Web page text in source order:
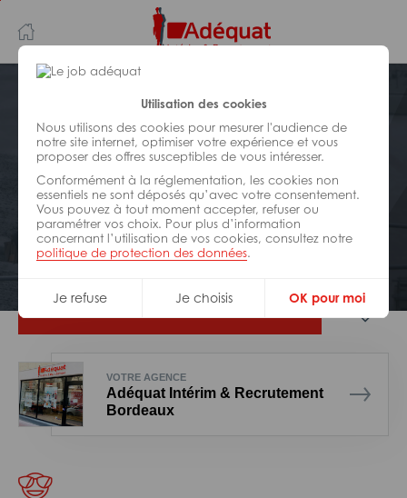
Utilisation des cookies
Nous utilisons des cookies pour mesurer l'audience de
notre site internet, optimiser votre expérience et vous
proposer des offres susceptibles de vous intéresser.
Conformément à la réglementation, les cookies non
essentiels ne sont déposés qu’avec votre consentement.
Vous pouvez à tout moment accepter, refuser ou
paramétrer vos choix. Pour plus d’information
concernant l’utilisation de vos cookies, consultez notre
politique de protection des données.
Je refuse Je choisis OK pour moi
au
contenu
principal
navigation
BÂTIMENT ET TRAVAUX PUBLICS
Réf : 061-321806
Chef de centrale béton H/F
Interim Saint-André-de-Cubzac
VOTRE AGENCE
Adéquat Intérim & Recrutement
Bordeaux